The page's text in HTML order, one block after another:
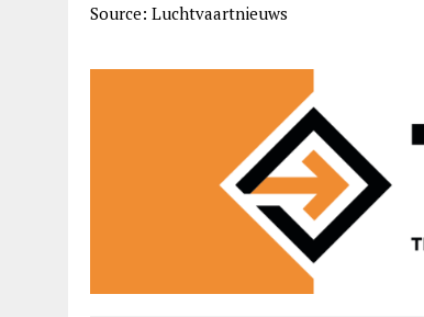
Source: Luchtvaartnieuws